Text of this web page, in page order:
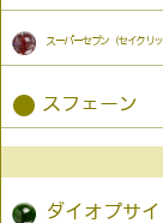
スーパーセブン（セイクリッ
● スフェーン
ダイオプサイ